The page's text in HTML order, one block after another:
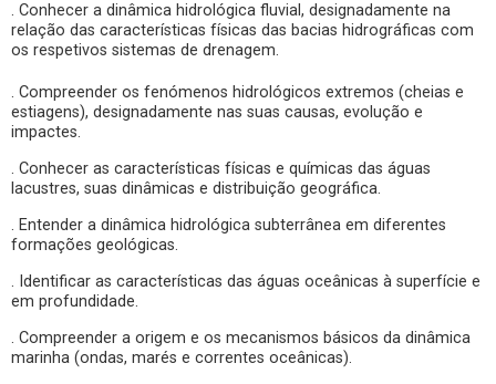
. Conhecer a dinâmica hidrológica fluvial, designadamente na
relação das características físicas das bacias hidrográficas com
os respetivos sistemas de drenagem.
. Compreender os fenómenos hidrológicos extremos (cheias e
estiagens), designadamente nas suas causas, evolução e
impactes.
. Conhecer as características físicas e químicas das águas
lacustres, suas dinâmicas e distribuição geográfica.
. Entender a dinâmica hidrológica subterrânea em diferentes
formações geológicas.
. Identificar as características das águas oceânicas à superfície e
em profundidade.
. Compreender a origem e os mecanismos básicos da dinâmica
marinha (ondas, marés e correntes oceânicas).